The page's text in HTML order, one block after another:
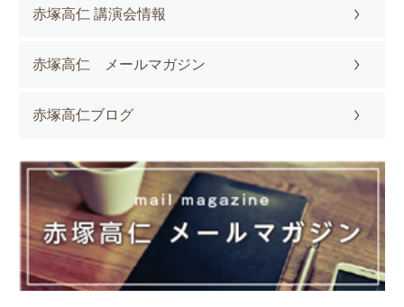
赤塚高仁 講演会情報
赤塚高仁 メールマガジン
赤塚高仁ブログ